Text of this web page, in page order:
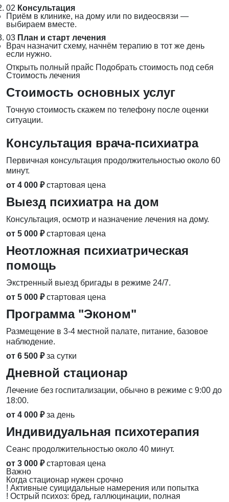
02 Консультация
Приём в клинике, на дому или по видеосвязи —
выбираем вместе.
03 План и старт лечения
Врач назначит схему, начнём терапию в тот же день
если нужно.
Открыть полный прайс Подобрать стоимость под себя
Стоимость лечения
Стоимость основных услуг
Точную стоимость скажем по телефону после оценки
ситуации.
Консультация врача-психиатра
Первичная консультация продолжительностью около 60
минут.
от 4 000 ₽ стартовая цена
Выезд психиатра на дом
Консультация, осмотр и назначение лечения на дому.
от 5 000 ₽ стартовая цена
Неотложная психиатрическая
помощь
Экстренный выезд бригады в режиме 24/7.
от 5 000 ₽ стартовая цена
Программа "Эконом"
Размещение в 3-4 местной палате, питание, базовое
наблюдение.
от 6 500 ₽ за сутки
Дневной стационар
Лечение без госпитализации, обычно в режиме с 9:00 до
18:00.
от 4 000 ₽ за день
Индивидуальная психотерапия
Сеанс продолжительностью около 40 минут.
от 3 000 ₽ стартовая цена
Важно
Когда стационар нужен срочно
! Активные суицидальные намерения или попытка
! Острый психоз: бред, галлюцинации, полная